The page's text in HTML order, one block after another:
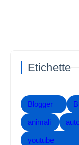
Etichette
Blogger
animali
youtube